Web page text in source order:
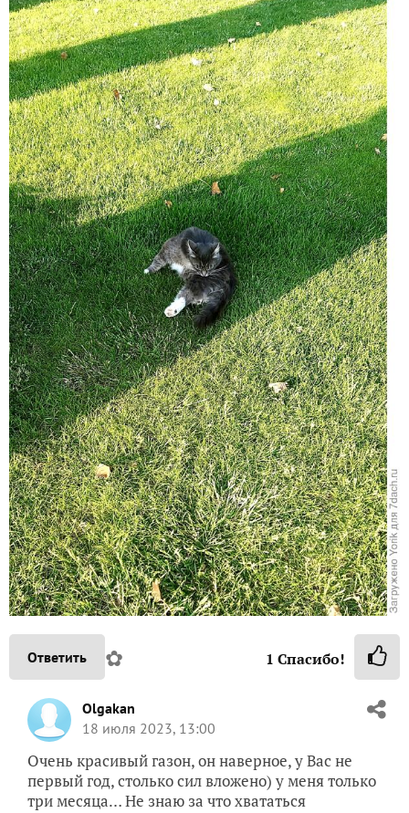
Ответить ✿ 1 Спасибо!
Olgakan
18 июля 2023, 13:00
Очень красивый газон, он наверное, у Вас не
первый год, столько сил вложено) у меня только
три месяца… Не знаю за что хвататься